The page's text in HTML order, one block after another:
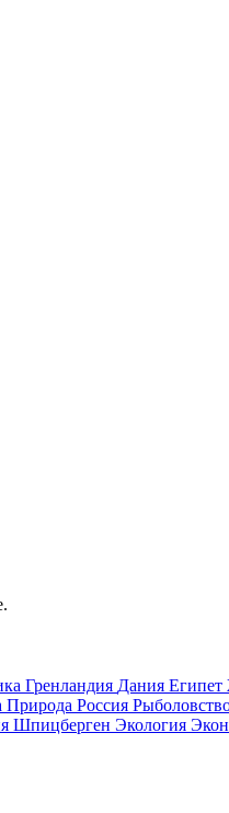
Гренландия Дания Египет
Природа Россия
Шпицберген Экология